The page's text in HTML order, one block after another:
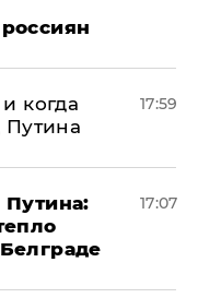
когда
Путина
17:59
Путина:
17:07